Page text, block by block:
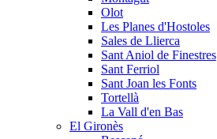
Olot
Les Planes d'Hostoles
Sales de Llierca
Sant Aniol de Finestres
Sant Ferriol
Sant Joan les Fonts
Tortellà
La Vall d'en Bas
El Gironès